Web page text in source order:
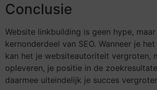
Conclusie
Website linkbuilding is geen hype, maar
kernonderdeel van SEO. Wanneer je
kan het je websiteautoriteit vergroten,
opleveren, je positie in de
daarmee uiteindelijk je succes